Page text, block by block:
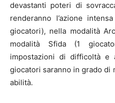
devastanti poteri di
renderanno l’azione
giocatori), nella modalità
modalità Sfida (1
impostazioni di difficoltà
giocatori saranno in grado di
abilità.